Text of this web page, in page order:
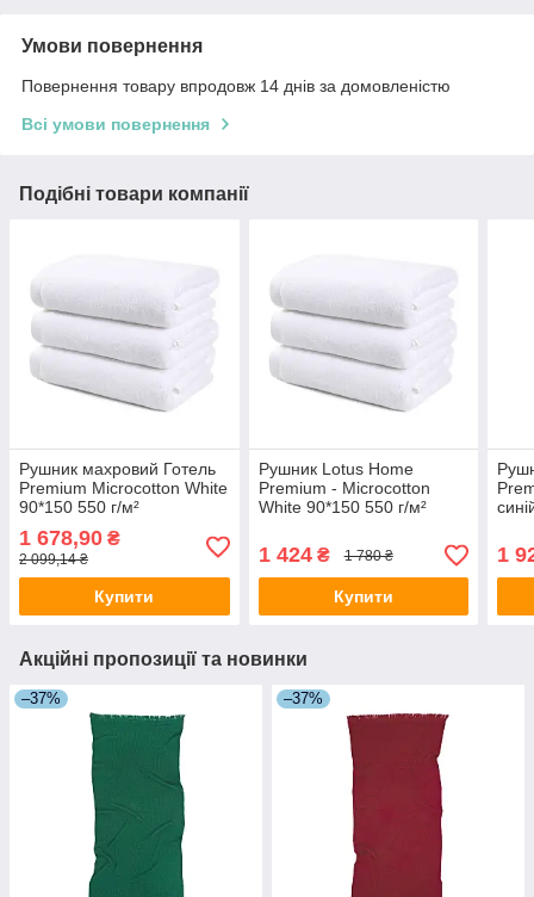
Умови повернення
Повернення товару впродовж 14 днів за домовленістю
Всі умови повернення
Подібні товари компанії
Рушник махровий Готель
Premium Microcotton White
90*150 550 г/м²
1 678,90 ₴
2 099,14 ₴
Купити
Рушник Lotus Home
Premium - Microcotton
White 90*150 550 г/м²
1 424₴ 1 780 ₴
Купити
1
Акційні пропозиції та новинки
–37% –37%